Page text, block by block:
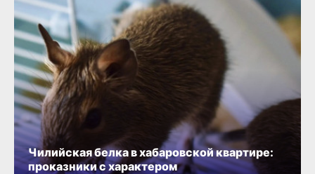
Чилийская белка в хабаровской квартире:
проказники с характером